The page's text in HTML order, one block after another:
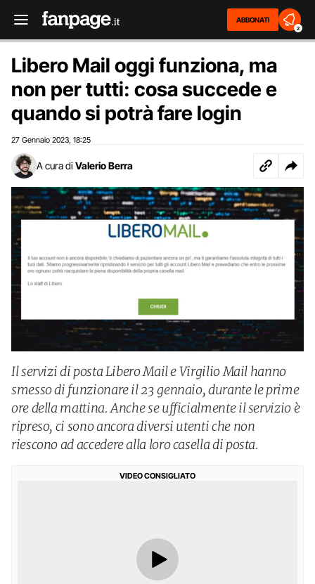
ABBONATI
2
Libero Mail oggi funziona, ma
non per tutti: cosa succede e
quando si potrà fare login
27 Gennaio 2023 18:25
A cura di Valerio Berra
Il servizi di posta Libero Mail e Virgilio Mail hanno
smesso di funzionare il 23 gennaio, durante le prime
ore della mattina. Anche se ufficialmente il servizio è
ripreso, ci sono ancora diversi utenti che non
riescono ad accedere alla loro casella di posta.
VIDEO CONSIGLIATO